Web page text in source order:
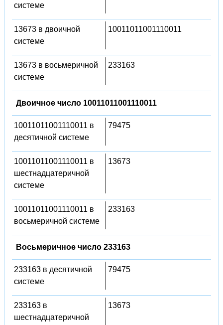
системе
13673 в двоичной
системе
10011011001110011
13673 в восьмеричной
системе
233163
Двоичное число 10011011001110011
10011011001110011 в
десятичной системе
79475
10011011001110011 в
шестнадцатеричной
системе
13673
10011011001110011 в
восьмеричной системе
233163
Восьмеричное число 233163
233163 в десятичной
системе
79475
233163 в
шестнадцатеричной
13673